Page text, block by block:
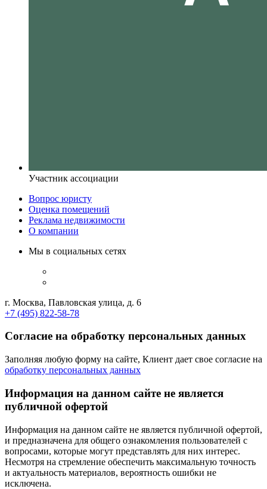
Участник ассоциации
Вопрос юристу
Оценка помещений
Реклама недвижимости
О компании
Мы в социальных сетях
г. Москва, Павловская улица, д. 6
+7 (495) 822-58-78
Согласие на обработку персональных данных
Заполняя любую форму на сайте, Клиент дает свое согласие на
обработку персональных данных
Информация на данном сайте не является
публичной офертой
Информация на данном сайте не является публичной офертой,
и предназначена для общего ознакомления пользователей с
вопросами, которые могут представлять для них интерес.
Несмотря на стремление обеспечить максимальную точность
и актуальность материалов, вероятность ошибки не
исключена.